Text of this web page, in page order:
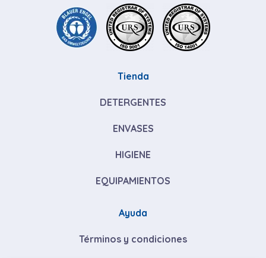
Tienda
DETERGENTES
ENVASES
HIGIENE
EQUIPAMIENTOS
Ayuda
Términos y condiciones